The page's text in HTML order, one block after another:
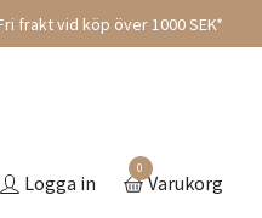
frakt vid köp över 1000 SEK*
Logga in
0
Varukorg